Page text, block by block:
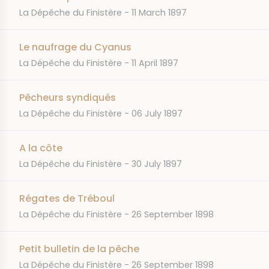
JOURNAL
La Dépêche du Finistère DATE
11 March 1897
Le naufrage du Cyanus
JOURNAL
La Dépêche du Finistère DATE
11 April 1897
Pêcheurs syndiqués
JOURNAL
La Dépêche du Finistère DATE
06 July 1897
A la côte
JOURNAL
La Dépêche du Finistère DATE
30 July 1897
Régates de Tréboul
JOURNAL
La Dépêche du Finistère DATE
26 September 1898
Petit bulletin de la pêche
JOURNAL
La Dépêche du Finistère DATE
26 September 1898